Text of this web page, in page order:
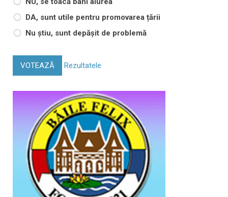
DA, sunt utile pentru promovarea țării
Nu știu, sunt depășit de problemă
VOTEAZĂ Rezultatele